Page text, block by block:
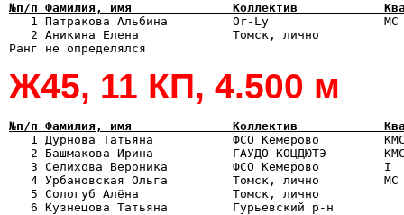
№п/п Фамилия, имя              Коллектив            Квал
1 Патракова Альбина         Or-Ly                МС
2 Аникина Елена             Томск, лично
Ж45, 11 КП, 4.500 м
№п/п Фамилия, имя              Коллектив            Квал
1 Дурнова Татьяна           ФСО Кемерово
2 Башмакова Ирина           ГАУДО КОЦДЮТЭ
3 Селихова Вероника         ФСО Кемерово
4 Урбановская Ольга         Томск, лично
5 Сологуб Алёна             Томск, лично
6 Кузнецова Татьяна         Гурьевский р-н